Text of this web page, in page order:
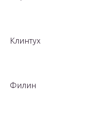
Клинтух
Филин